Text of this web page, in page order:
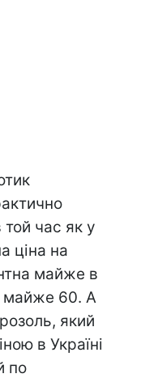
час як у
ціна на
майже в
майже 60. А
який
в Україні
по